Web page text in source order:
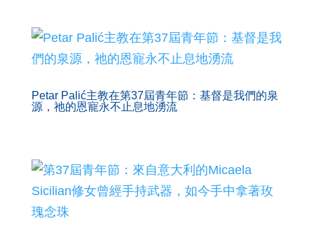
Petar Palić主教在第37屆青年節：基督是我們的泉
源，祂的恩寵永不止息地湧流